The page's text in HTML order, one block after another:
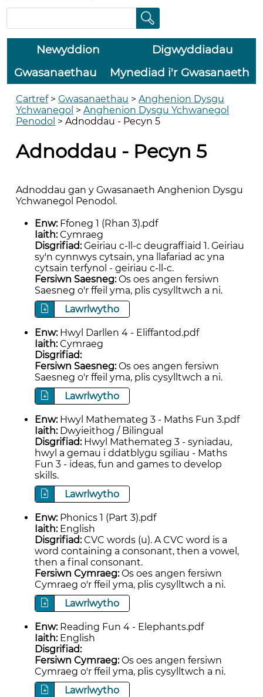
Newyddion
Digwyddiadau
Gwasanaethau
Mynediad i'r Gwasanaeth
Cartref>Gwasanaethau >Anghenion Dysgu
Ychwanegol >Anghenion Dysgu Ychwanegol
Penodol >Adnoddau - Pecyn 5
Adnoddau - Pecyn 5
Adnoddau gan y Gwasanaeth Anghenion Dysgu
Ychwanegol Penodol.
Enw: Ffoneg 1 (Rhan 3).pdf
Iaith:Cymraeg
Disgrifiad:Geiriau c-ll-c deugraffiaid 1. Geiriau
sy'n cynnwys cytsain, yna llafariad ac yna
cytsain terfynol - geiriau c-ll-c.
Fersiwn Saesneg:Os oes angen fersiwn
Saesneg o'r ffeil yma, plis cysylltwch a ni.
Lawrlwytho
Enw: Hwyl Darllen 4 - Eliffantod.pdf
Iaith:Cymraeg
Disgrifiad:
Fersiwn Saesneg:Os oes angen fersiwn
Saesneg o'r ffeil yma, plis cysylltwch a ni.
Lawrlwytho
Enw: Hwyl Mathemateg 3 - Maths Fun 3.pdf
Iaith: Dwyieithog / Bilingual
Disgrifiad: Hwyl Mathemateg 3 - syniadau,
hwyl a gemau i ddatblygu sgiliau - Maths
Fun 3 - ideas, fun and games to develop
skills.
Lawrlwytho
Enw: Phonics 1 (Part 3).pdf
Iaith: English
Disgrifiad:CVC words (u). A CVC word is a
word containing a consonant, then a vowel,
then a final consonant.
Fersiwn Cymraeg:Os oes angen fersiwn
Cymraeg o'r ffeil yma, plis cysylltwch a ni.
Lawrlwytho
Enw: Reading Fun 4 - Elephants.pdf
Iaith: English
Disgrifiad:
Fersiwn Cymraeg:Os oes angen fersiwn
Cymraeg o'r ffeil yma, plis cysylltwch a ni.
Lawrlwytho